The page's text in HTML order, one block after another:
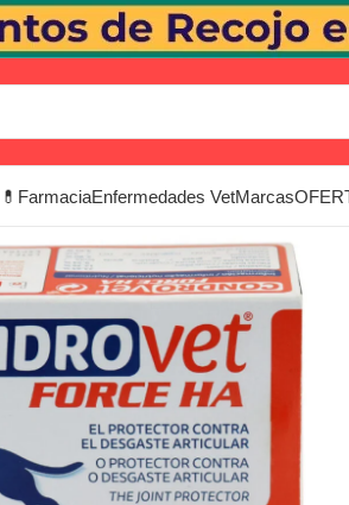
💊FarmaciaEnfermedades VetMarcas